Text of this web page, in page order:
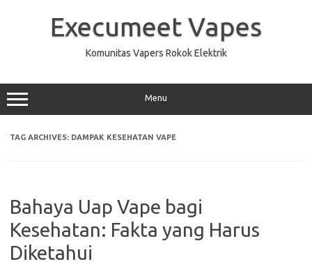
Execumeet Vapes
Komunitas Vapers Rokok Elektrik
Menu
TAG ARCHIVES: DAMPAK KESEHATAN VAPE
Bahaya Uap Vape bagi
Kesehatan: Fakta yang Harus
Diketahui